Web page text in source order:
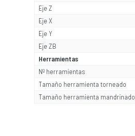
Eje Z
Eje X
Eje Y
Eje ZB
Herramientas
Nº herramientas
Tamaño herramienta torneado
Tamaño herramienta mandrinado